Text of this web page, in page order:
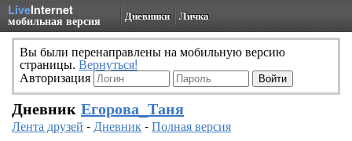
LiveInternet
мобильная версия Дневники Личка
Вы были перенаправлены на мобильную версию
страницы. Вернуться!
Авторизация
Дневник Егорова_Таня
Лента друзей -Дневник-Полная версия